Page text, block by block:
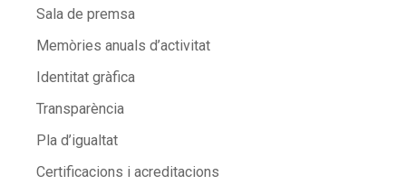
Sala de premsa
Memòries anuals d’activitat
Identitat gràfica
Transparència
Pla d’igualtat
Certificacions i acreditacions